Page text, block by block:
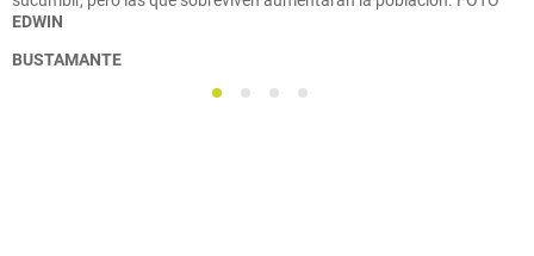
EDWIN
BUSTAMANTE
1 2 3 4